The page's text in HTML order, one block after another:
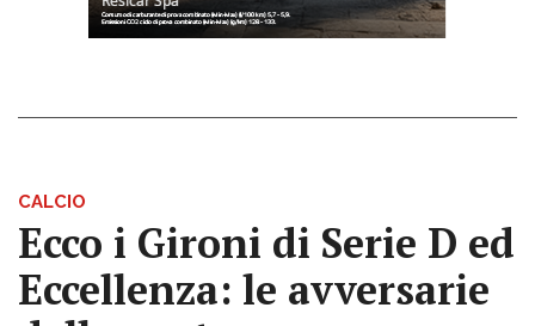
CALCIO
Ecco i Gironi di Serie D ed
Eccellenza: le avversarie